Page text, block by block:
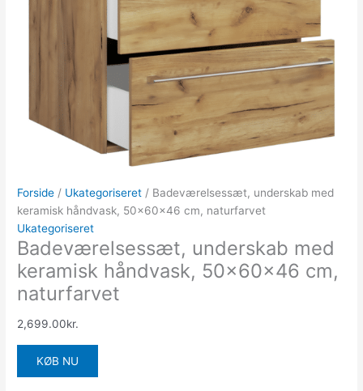
Forside / Ukategoriseret / Badeværelsessæt, underskab med
keramisk håndvask, 50x60x46 cm, naturfarvet
Ukategoriseret
Badeværelsessæt, underskab med
keramisk håndvask, 50x60x46 cm,
naturfarvet
2,699.00kr.
KØB NU